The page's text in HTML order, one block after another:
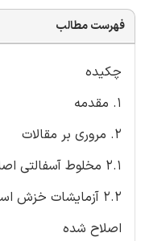
فهرست مطالب
چکیده
1. مقدمه
2. مروری بر مقالات
2.1 مخلوط آسفالتی اصلاح شده با PET
2.2 آزمایشات خزش
اصلاح شده